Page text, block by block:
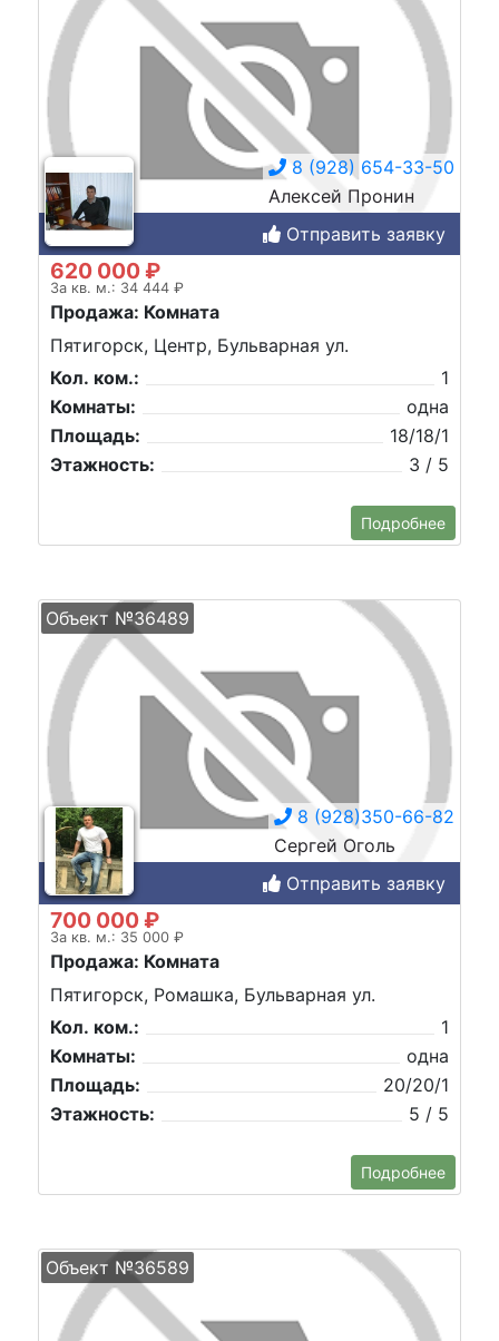
8 (928) 654-33-50
Алексей Пронин
Отправить заявку
620 000 ₽
За кв. м.: 34 444 ₽
Продажа: Комната
Пятигорск, Центр, Бульварная ул.
Кол. ком.:
1
Комнаты:
одна
Площадь:
18/18/1
Этажность:
3 / 5
Подробнее
Объект №36489
8 (928)350-66-82
Сергей Оголь
Отправить заявку
700 000 ₽
За кв. м.: 35 000 ₽
Продажа: Комната
Пятигорск, Ромашка, Бульварная ул.
Кол. ком.:
1
Комнаты:
одна
Площадь:
20/20/1
Этажность:
5 / 5
Подробнее
Объект №36589